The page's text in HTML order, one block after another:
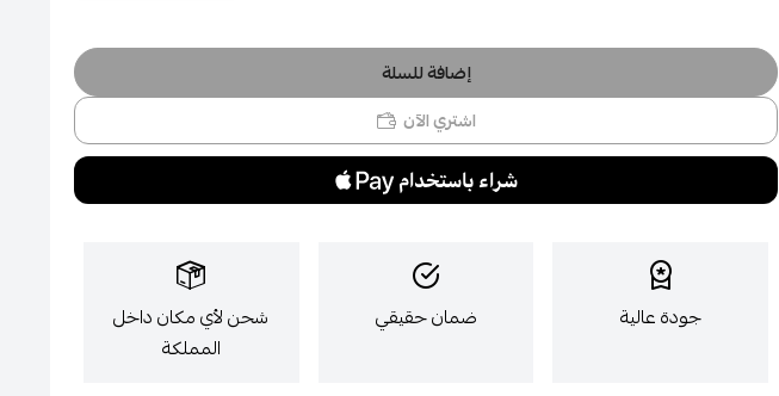
إضافة للسلة
اشتري الآن
جودة عالية ضمان حقيقي
شحن لأي مكان داخل
المملكة